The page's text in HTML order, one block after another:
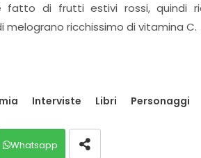
fatto di frutti estivi rossi, quindi
melograno ricchissimo di vitamina C.
Interviste Libri Personaggi
Whatsapp